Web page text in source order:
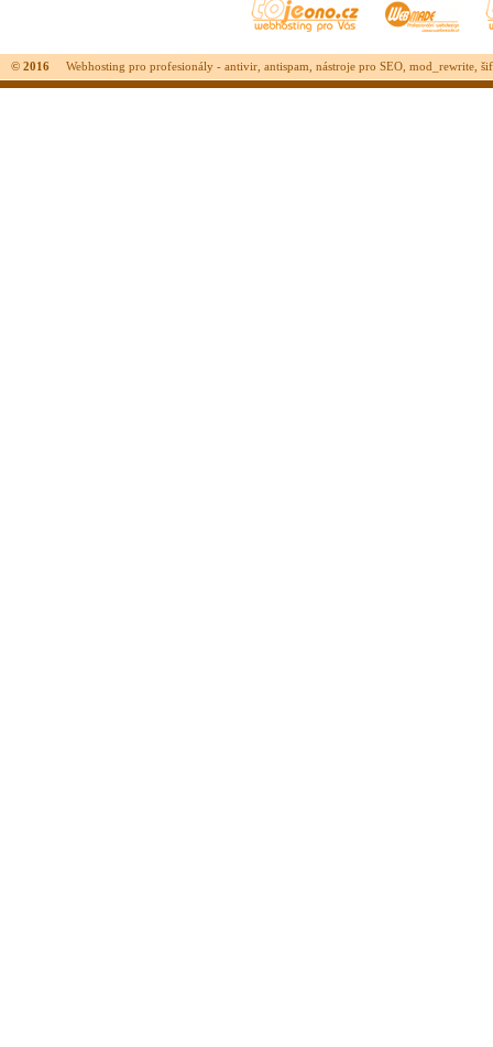
© 2016 Webhosting pro profesionály - antivir, antispam, nástroje pro SEO, mod_rewrite,